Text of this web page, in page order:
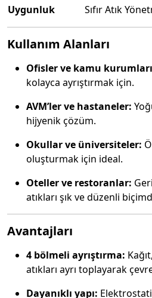
Uygunluk
Sıfır Atık
Kullanım Alanları
Ofisler ve kamu
kolayca ayrıştırmak için.
AVM’ler ve hastaneler:
hijyenik çözüm.
Okullar ve üniversiteler:
oluşturmak için ideal.
Oteller ve restoranlar:
atıkları şık ve düzenli
Avantajları
4 bölmeli ayrıştırma:
atıkları ayrı toplayarak
Dayanıklı yapı: